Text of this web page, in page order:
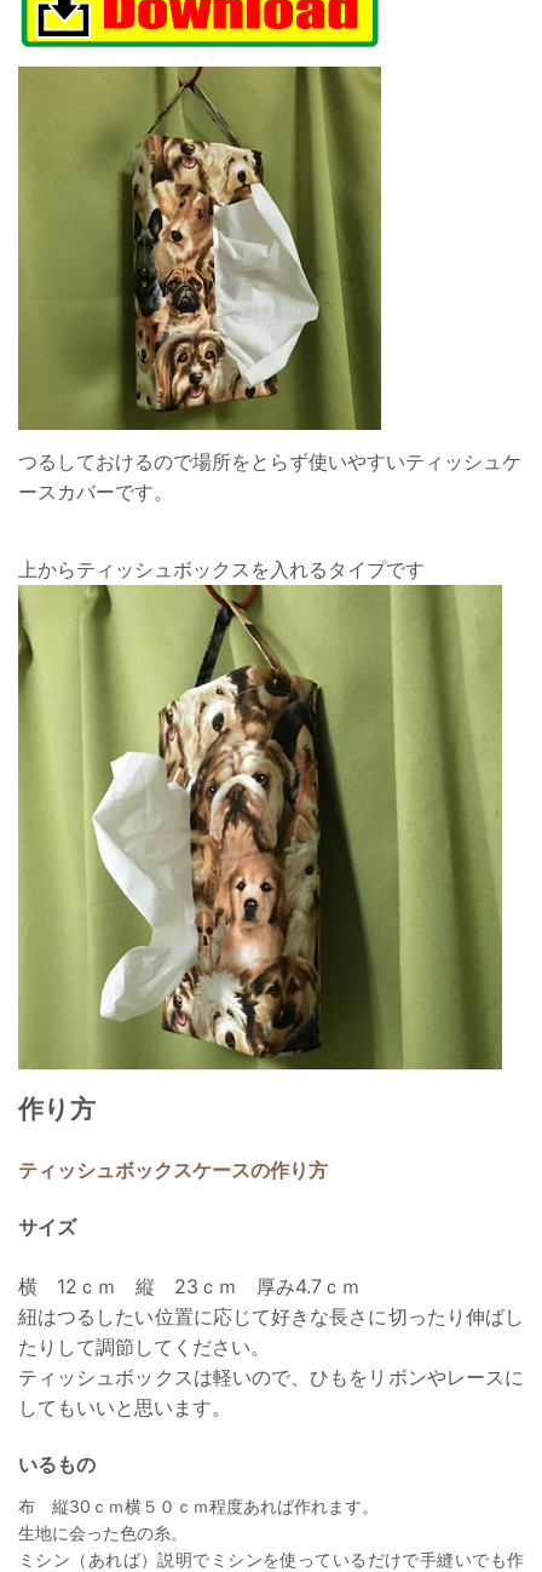
つるしておけるので場所をとらず使いやすいティッシュケ
ースカバーです。
上からティッシュボックスを入れるタイプです
作り方
ティッシュボックスケースの作り方
サイズ
横 12ｃｍ 縦 23ｃｍ 厚み4.7ｃｍ
紐はつるしたい位置に応じて好きな長さに切ったり伸ばし
たりして調節してください。
ティッシュボックスは軽いので、ひもをリボンやレースに
してもいいと思います。
いるもの
布 縦30ｃｍ横５０ｃｍ程度あれば作れます。
生地に会った色の糸。
ミシン（あれば）説明でミシンを使っているだけで手縫いでも作